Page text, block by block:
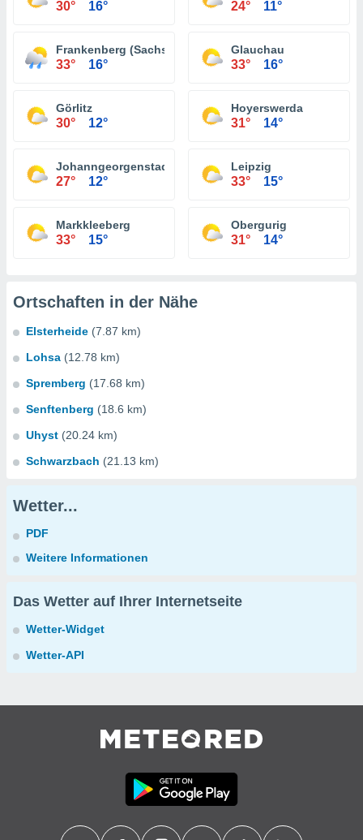
30° 16° 24° 11°
Frankenberg (Sachsen)
33° 16°
Glauchau
33° 16°
Görlitz
30° 12°
Hoyerswerda
31° 14°
Johanngeorgenstadt
27° 12°
Leipzig
33° 15°
Markkleeberg
33° 15°
Obergurig
31° 14°
Ortschaften in der Nähe
Elsterheide (7.87 km)
Lohsa (12.78 km)
Spremberg (17.68 km)
Senftenberg (18.6 km)
Uhyst (20.24 km)
Schwarzbach (21.13 km)
Wetter...
PDF
Weitere Informationen
Das Wetter auf Ihrer Internetseite
Wetter-Widget
Wetter-API